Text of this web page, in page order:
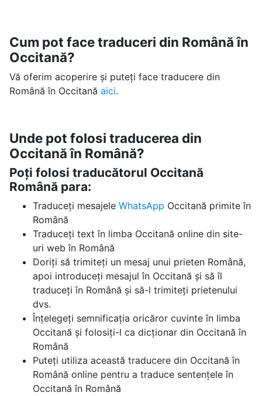
Cum pot face traduceri din Română în
Occitană?
Vă oferim acoperire și puteți face traducere din
Română în Occitană aici.
Unde pot folosi traducerea din
Occitană în Română?
Poți folosi traducătorul Occitană
Română para:
Traduceți mesajele WhatsApp Occitană primite în
Română
Traduceți text în limba Occitană online din site-
uri web în Română
Doriți să trimiteți un mesaj unui prieten Română,
apoi introduceți mesajul în Occitană și să îl
traduceți în Română și să-l trimiteți prietenului
dvs.
Înțelegeți semnificația oricăror cuvinte în limba
Occitană și folosiți-l ca dicționar din Occitană în
Română
Puteți utiliza această traducere din Occitană în
Română online pentru a traduce sentențele în
Occitană în Română